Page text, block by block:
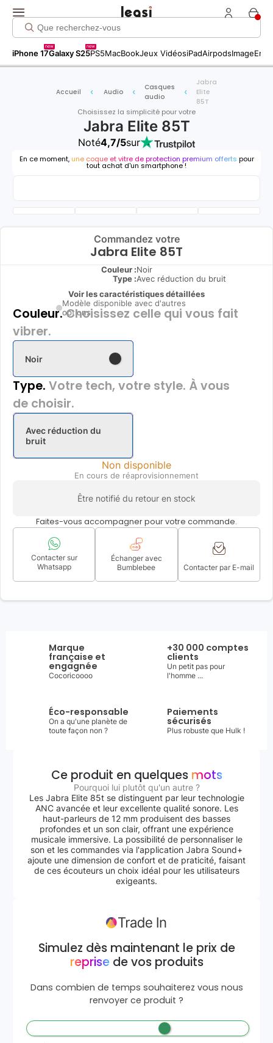
iPhone 17
new
Galaxy S25
new
PS5MacBookJeux VidéosiPadAirpodsImage
Accueil Audio
Casques
audio
Jabra
Elite
85T
Choisissez la simplicité pour votre
Jabra Elite 85T
Noté4,7/5sur
En ce moment, une coque et vitre de protection premium offerts pour
tout achat d'un smartphone !
Commandez votre
Jabra Elite 85T
Couleur :Noir
Type :Avec réduction du bruit
Voir les caractéristiques détaillées
Modèle disponible avec d'autres
options
Couleur.Choisissez celle qui vous fait
vibrer.
Noir
Type. Votre tech, votre style. À vous
de choisir.
Avec réduction du
bruit
Non disponible
En cours de réaprovisionnement
Être notifié du retour en stock
Faites-vous accompagner pour votre commande.
Contacter sur
Whatsapp
Échanger avec
Bumblebee
Contacter par E-mail
Marque
française et
engagnée
Cocoricoooo
+30 000 comptes
clients
Un petit pas pour
l'homme ...
Éco-responsable
On a qu'une planète de
toute façon non ?
Paiements
sécurisés
Plus robuste que Hulk !
Ce produit en quelques mots
Pourquoi lui plutôt qu'un autre ?
Les Jabra Elite 85t se distinguent par leur technologie
ANC avancée et leur excellente qualité sonore. Les
haut-parleurs de 12 mm produisent des basses
profondes et un son clair, offrant une expérience
musicale immersive. La possibilité de personnaliser le
son et les commandes via l'application Jabra Sound+
ajoute une dimension de confort et de praticité, faisant
de ces écouteurs un choix idéal pour les utilisateurs
exigeants.
Simulez dès maintenant le prix de
reprisede vos produits
Dans combien de temps souhaiterez vous nous
renvoyer ce produit ?